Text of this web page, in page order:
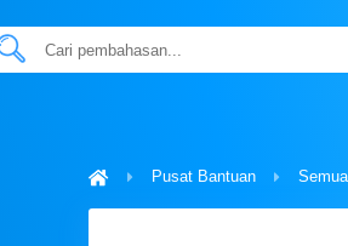
Pusat Bantuan